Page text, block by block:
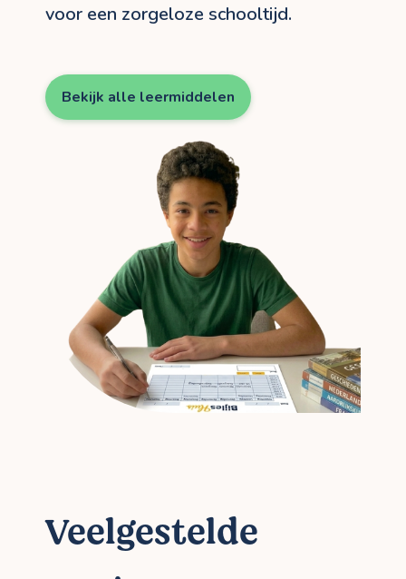
voor een zorgeloze schooltijd.
Bekijk alle leermiddelen
Veelgestelde